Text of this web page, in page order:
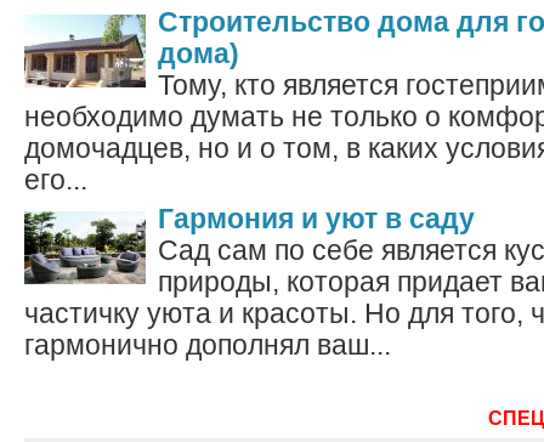
Строительство дома для
дома)
Тому, кто является
необходимо думать не только о
домочадцев, но и о том, в каких
его...
Гармония и уют в саду
Сад сам по себе является
природы, которая придает
частичку уюта и красоты. Но для того,
гармонично дополнял ваш...